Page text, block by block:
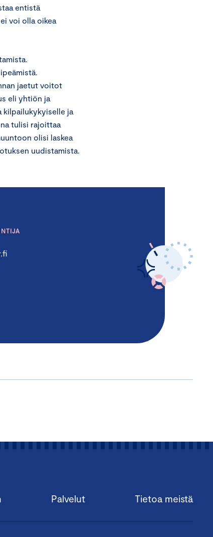
entistä
voi olla oikea
jaetut voitot
eli yhtiön ja
kilpailukykyiselle ja
tulisi rajoittaa
olisi laskea
uudistamista.
Palvelut Tietoa meistä